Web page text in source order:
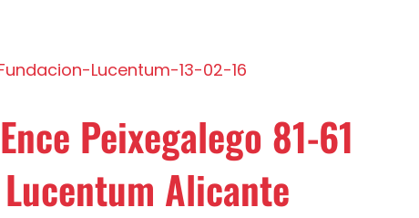
Peixegalego 81-61
Alicante